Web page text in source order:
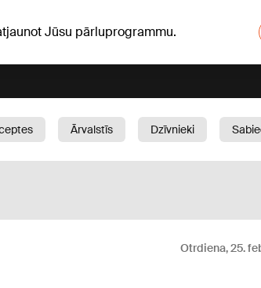
Jūsu pārluprogrammu.
Ārvalstīs Dzīvnieki
Otrdiena, 25.